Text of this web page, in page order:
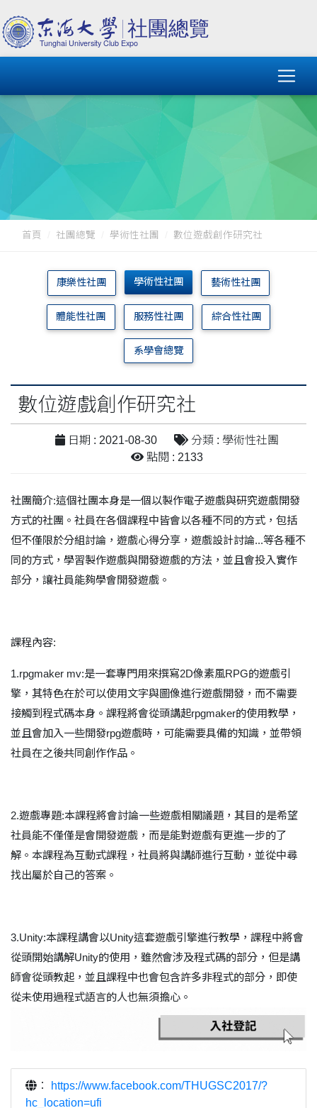
首頁 社團總覽 學術性社團 數位遊戲創作研究社
康樂性社團 學術性社團 藝術性社團
體能性社團 服務性社團 綜合性社團
系學會總覽
數位遊戲創作研究社
日期 : 2021-08-30
分類 : 學術性社團
點閱 : 2133
社團簡介:這個社團本身是一個以製作電子遊戲與研究遊戲開發
方式的社團。社員在各個課程中皆會以各種不同的方式，包括
但不僅限於分組討論，遊戲心得分享，遊戲設計討論...等各種不
同的方式，學習製作遊戲與開發遊戲的方法，並且會投入實作
部分，讓社員能夠學會開發遊戲。
課程內容:
1.rpgmaker mv:是一套專門用來撰寫2D像素風RPG的遊戲引
擎，其特色在於可以使用文字與圖像進行遊戲開發，而不需要
接觸到程式碼本身。課程將會從頭講起rpgmaker的使用教學，
並且會加入一些開發rpg遊戲時，可能需要具備的知識，並帶領
社員在之後共同創作作品。
2.遊戲專題:本課程將會討論一些遊戲相關議題，其目的是希望
社員能不僅僅是會開發遊戲，而是能對遊戲有更進一步的了
解。本課程為互動式課程，社員將與講師進行互動，並從中尋
找出屬於自己的答案。
3.Unity:本課程講會以Unity這套遊戲引擎進行教學，課程中將會
從頭開始講解Unity的使用，雖然會涉及程式碼的部分，但是講
師會從頭教起，並且課程中也會包含許多非程式的部分，即使
從未使用過程式語言的人也無須擔心。
：
https://www.facebook.com/THUGSC2017/?
hc_location=ufi